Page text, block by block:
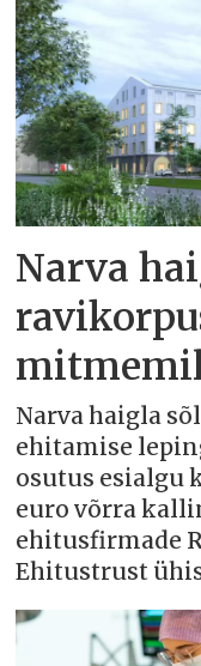
Narva
Narva haigla
ehitamise
osutus esialgu
euro võrra
ehitusfirmade
Ehitustrust